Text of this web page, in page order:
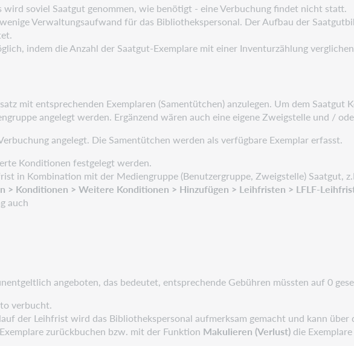
wird soviel Saatgut genommen, wie benötigt - eine Verbuchung findet nicht statt.
Verwaltungsaufwand für das Bibliothekspersonal. Der Aufbau der
indem die Anzahl der Saatgut-Exemplare mit einer Inventurzählung
mit entsprechenden Exemplaren (Samentütchen) anzulegen. Um dem Saatgut
angelegt werden. Ergänzend wären auch eine eigene Zweigstelle und /
angelegt. Die Samentütchen werden als verfügbare Exemplar erfasst.
Konditionen festgelegt werden.
in Kombination mit der Mediengruppe (Benutzergruppe, Zweigstelle) Saatgut,
> Konditionen > Weitere Konditionen > Hinzufügen > Leihfristen > LFLF-
auch
angeboten, das bedeutet, entsprechende Gebühren müssten auf 0
verbucht.
der Leihfrist wird das Bibliothekspersonal aufmerksam gemacht und kann
zurückbuchen bzw. mit der Funktion Makulieren (Verlust) die